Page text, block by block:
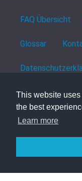
This website
the best
Learn more
FAQ Übersicht
Glossar
powered